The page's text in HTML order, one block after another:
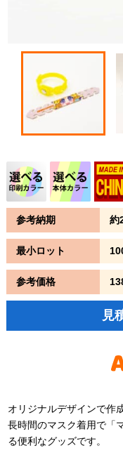
参考納期 約
最小ロット
参考価格
見
オリジナルデザインで作
長時間のマスク着用で「
る便利なグッズです。